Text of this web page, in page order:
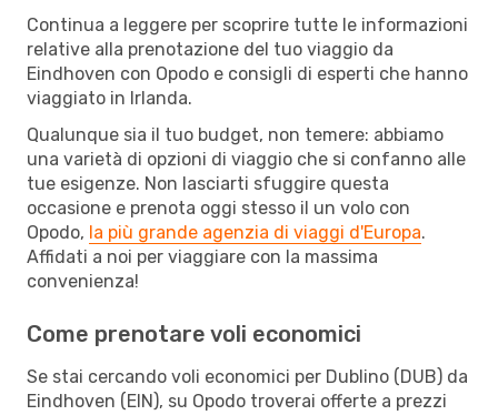
Continua a leggere per scoprire tutte le informazioni
relative alla prenotazione del tuo viaggio da
Eindhoven con Opodo e consigli di esperti che hanno
viaggiato in Irlanda.
Qualunque sia il tuo budget, non temere: abbiamo
una varietà di opzioni di viaggio che si confanno alle
tue esigenze. Non lasciarti sfuggire questa
occasione e prenota oggi stesso il un volo con
Opodo, la più grande agenzia di viaggi d'Europa.
Affidati a noi per viaggiare con la massima
convenienza!
Come prenotare voli economici
Se stai cercando voli economici per Dublino (DUB) da
Eindhoven (EIN), su Opodo troverai offerte a prezzi